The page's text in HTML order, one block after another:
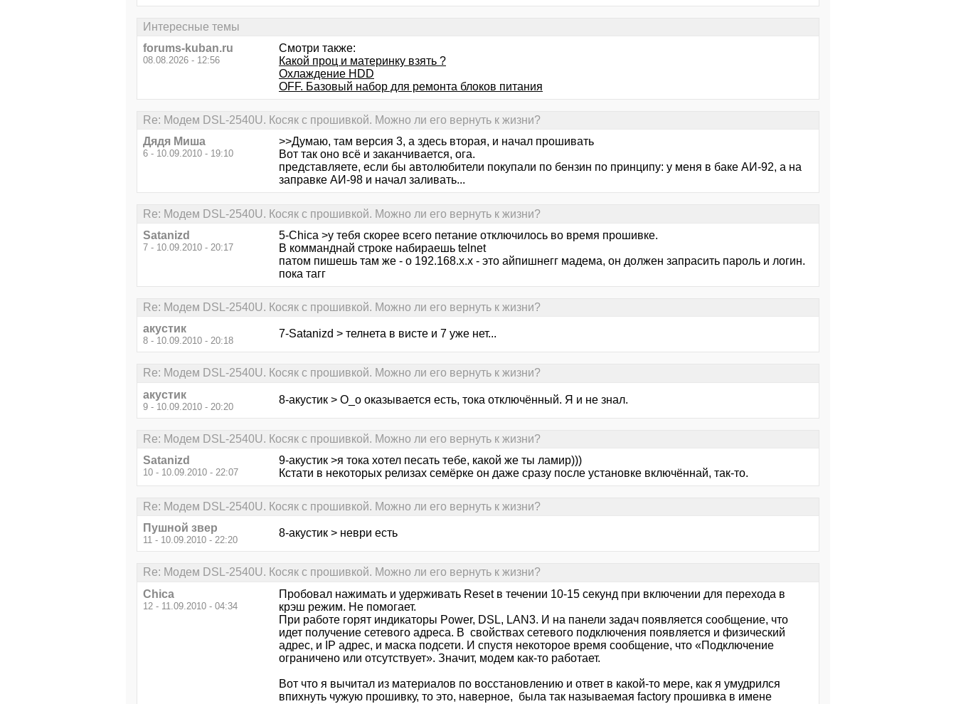
Интересные темы
forums-kuban.ru
08.08.2026 - 12:56
Смотри также:
Какой проц и материнку взять ?
Охлаждение HDD
OFF. Базовый набор для ремонта блоков питания
Re: Модем DSL-2540U. Косяк с прошивкой. Можно ли его вернуть к жизни?
Дядя Миша
6 - 10.09.2010 - 19:10
>>Думаю, там версия 3, а здесь вторая, и начал прошивать
Вот так оно всё и заканчивается, ога.
представляете, если бы автолюбители покупали по бензин по принципу: у меня в баке АИ-92, а на
заправке АИ-98 и начал заливать...
Re: Модем DSL-2540U. Косяк с прошивкой. Можно ли его вернуть к жизни?
Satanizd
7 - 10.09.2010 - 20:17
5-Chica >у тебя скорее всего петание отключилось во время прошивке.
В комманднай строке набираешь telnet
патом пишешь там же - o 192.168.x.x - это айпишнегг мадема, он должен запрасить пароль и логин.
пока тагг
Re: Модем DSL-2540U. Косяк с прошивкой. Можно ли его вернуть к жизни?
акустик
8 - 10.09.2010 - 20:18
7-Satanizd > телнета в висте и 7 уже нет...
Re: Модем DSL-2540U. Косяк с прошивкой. Можно ли его вернуть к жизни?
акустик
9 - 10.09.2010 - 20:20
8-акустик > О_о оказывается есть, тока отключённый. Я и не знал.
Re: Модем DSL-2540U. Косяк с прошивкой. Можно ли его вернуть к жизни?
Satanizd
10 - 10.09.2010 - 22:07
9-акустик >я тока хотел песать тебе, какой же ты ламир)))
Кстати в некоторых релизах семёрке он даже сразу после установке включённай, так-то.
Re: Модем DSL-2540U. Косяк с прошивкой. Можно ли его вернуть к жизни?
Пушной звер
11 - 10.09.2010 - 22:20
8-акустик > неври есть
Re: Модем DSL-2540U. Косяк с прошивкой. Можно ли его вернуть к жизни?
Chica
12 - 11.09.2010 - 04:34
Пробовал нажимать и удерживать Reset в течении 10-15 секунд при включении для перехода в
крэш режим. Не помогает.
При работе горят индикаторы Power, DSL, LAN3. И на панели задач появляется сообщение, что
идет получение сетевого адреса. В свойствах сетевого подключения появляется и физический
адрес, и IP адрес, и маска подсети. И спустя некоторое время сообщение, что «Подключение
ограничено или отсутствует». Значит, модем как-то работает.
Вот что я вычитал из материалов по восстановлению и ответ в какой-то мере, как я умудрился
впихнуть чужую прошивку, то это, наверное, была так называемая factory прошивка в имене